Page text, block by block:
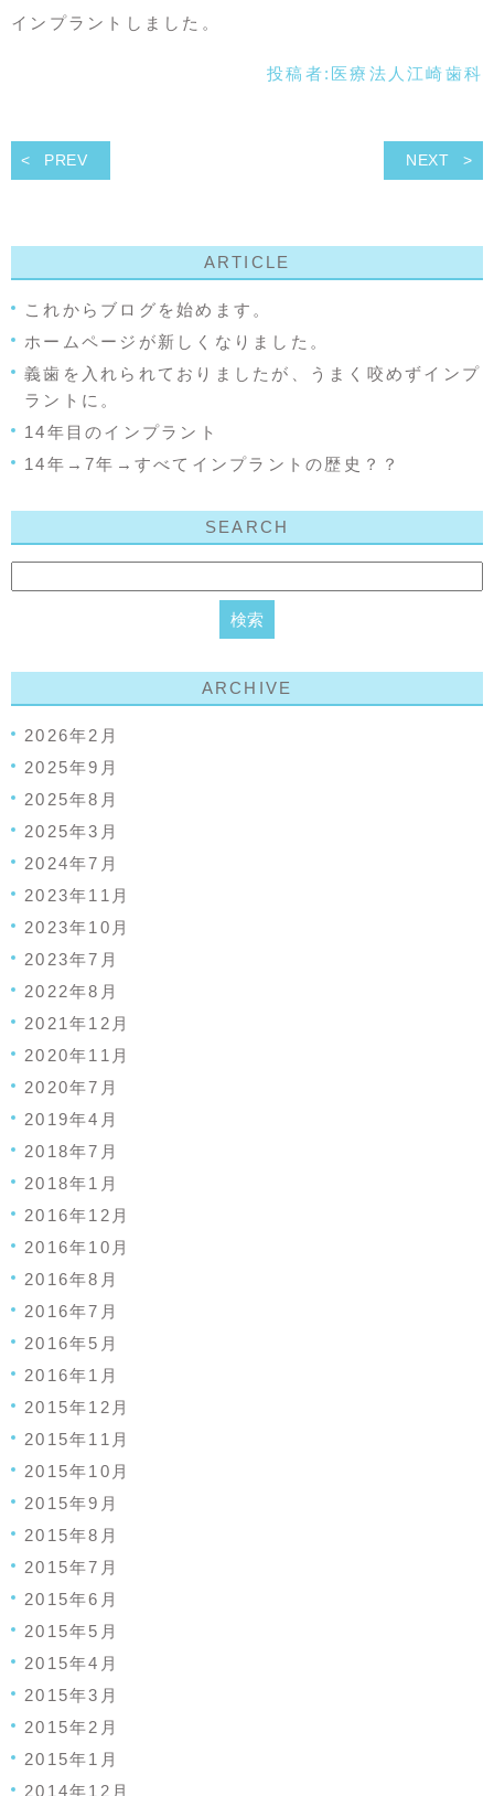
インプラントしました。
投稿者: 医療法人江崎歯科
PREV NEXT
ARTICLE
これからブログを始めます。
ホームページが新しくなりました。
義歯を入れられておりましたが、うまく咬めずインプ
ラントに。
14年目のインプラント
14年→7年→すべてインプラントの歴史？？
SEARCH
ARCHIVE
2026年2月
2025年9月
2025年8月
2025年3月
2024年7月
2023年11月
2023年10月
2023年7月
2022年8月
2021年12月
2020年11月
2020年7月
2019年4月
2018年7月
2018年1月
2016年12月
2016年10月
2016年8月
2016年7月
2016年5月
2016年1月
2015年12月
2015年11月
2015年10月
2015年9月
2015年8月
2015年7月
2015年6月
2015年5月
2015年4月
2015年3月
2015年2月
2015年1月
2014年12月